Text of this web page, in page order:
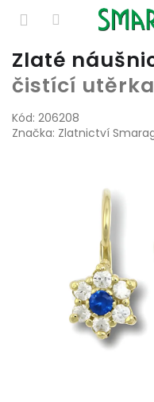
Přejít
na
obsah
Zlaté
čistící
Kód: 206208
Značka: Zlatnictví